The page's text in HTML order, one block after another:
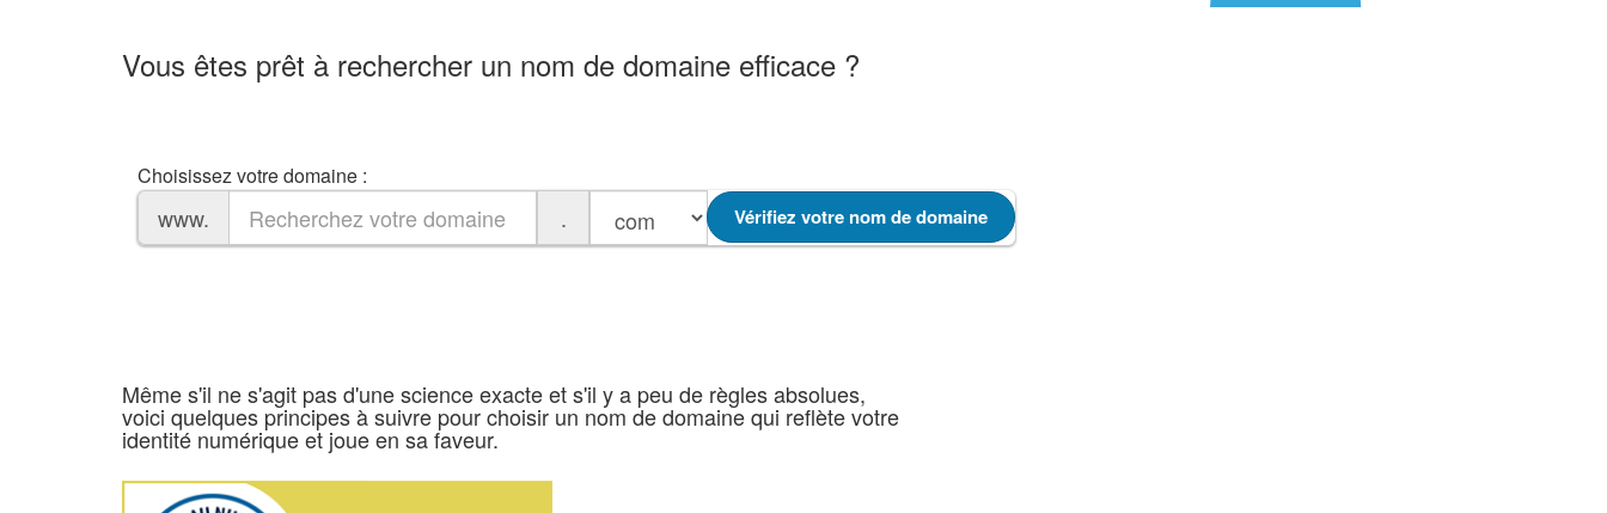
Vous êtes prêt à rechercher un nom de domaine efficace ?
Choisissez votre domaine :
www. . Vérifiez votre nom de domaine
Même s'il ne s'agit pas d'une science exacte et s'il y a peu de règles absolues,
voici quelques principes à suivre pour choisir un nom de domaine qui reflète votre
identité numérique et joue en sa faveur.